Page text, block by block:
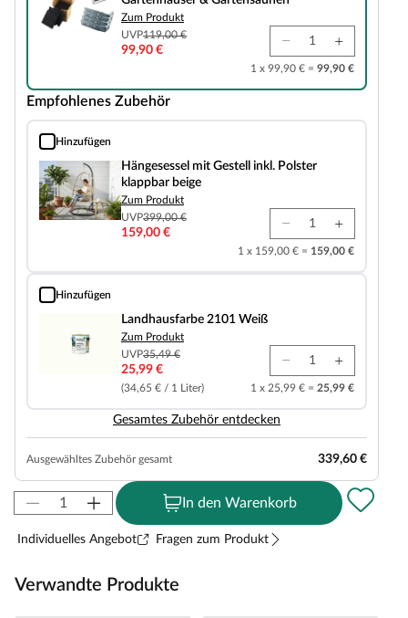
Zum Produkt
UVP119,00 €
99,90 €
1 x 99,90 € = 99,90 €
Empfohlenes Zubehör
Hinzufügen
Hängesessel mit Gestell inkl. Polster klappbar beige
Hängesessel mit Gestell inkl. Polster
klappbar beige
Zum Produkt
UVP399,00 €
159,00 €
1 x 159,00 € = 159,00 €
Hinzufügen
Landhausfarbe 2101 Weiß
Landhausfarbe 2101 Weiß
Zum Produkt
UVP35,49 €
25,99 €
(34,65 € / 1 Liter) 1 x 25,99 € = 25,99 €
Gesamtes Zubehör entdecken
Ausgewähltes Zubehör gesamt 339,60 €
In den Warenkorb
Individuelles Angebot Fragen zum Produkt
Verwandte Produkte